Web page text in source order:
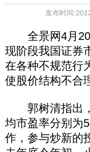
发布时间
全景网4月20
现阶段我国证券
在各种不规范行
使股价结构不合
郭树清指出，
均市盈率分别为
作，参与炒新的